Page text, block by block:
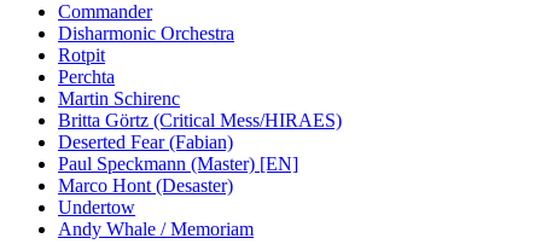
Commander
Disharmonic Orchestra
Rotpit
Perchta
Martin Schirenc
Britta Görtz (Critical Mess/HIRAES)
Deserted Fear (Fabian)
Paul Speckmann (Master) [EN]
Marco Hont (Desaster)
Undertow
Andy Whale / Memoriam